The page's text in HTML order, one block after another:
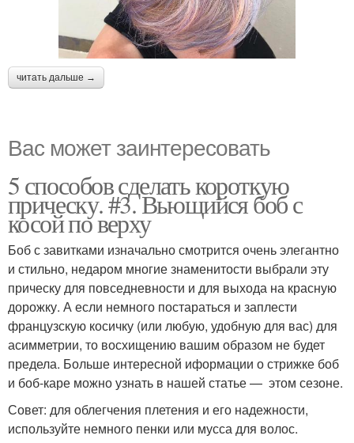
читать дальше →
Вас может заинтересовать
5 способов сделать короткую
прическу. #3. Вьющийся боб с
косой по верху
Боб с завитками изначально смотрится очень элегантно
и стильно, недаром многие знаменитости выбрали эту
прическу для повседневности и для выхода на красную
дорожку. А если немного постараться и заплести
французскую косичку (или любую, удобную для вас) для
асимметрии, то восхищению вашим образом не будет
предела. Больше интересной иформации о стрижке боб
и боб-каре можно узнать в нашей статье — этом сезоне.
Совет: для облегчения плетения и его надежности,
используйте немного пенки или мусса для волос.